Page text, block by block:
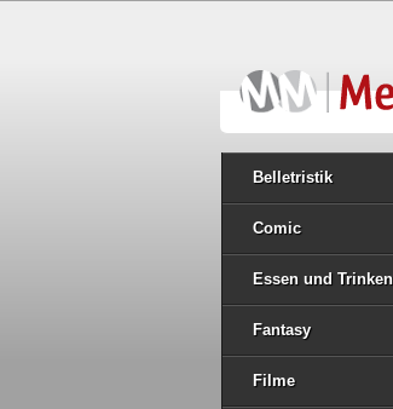
Belletristik
Comic
Essen und Trinken
Fantasy
Filme